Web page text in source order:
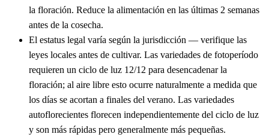
la floración. Reduce la alimentación en las últimas 2 semanas
antes de la cosecha.
El estatus legal varía según la jurisdicción — verifique las
leyes locales antes de cultivar. Las variedades de fotoperíodo
requieren un ciclo de luz 12/12 para desencadenar la
floración; al aire libre esto ocurre naturalmente a medida que
los días se acortan a finales del verano. Las variedades
autoflorecientes florecen independientemente del ciclo de luz
y son más rápidas pero generalmente más pequeñas.